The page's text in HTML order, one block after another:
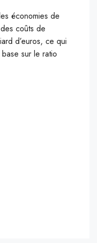
économies de
coûts de
d’euros, ce qui
sur le ratio